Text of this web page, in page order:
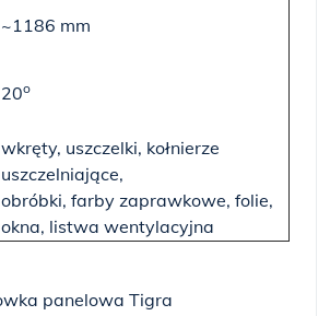
~1186 mm
20o
wkręty, uszczelki, kołnierze
uszczelniające,
obróbki, farby zaprawkowe, folie,
okna, listwa wentylacyjna